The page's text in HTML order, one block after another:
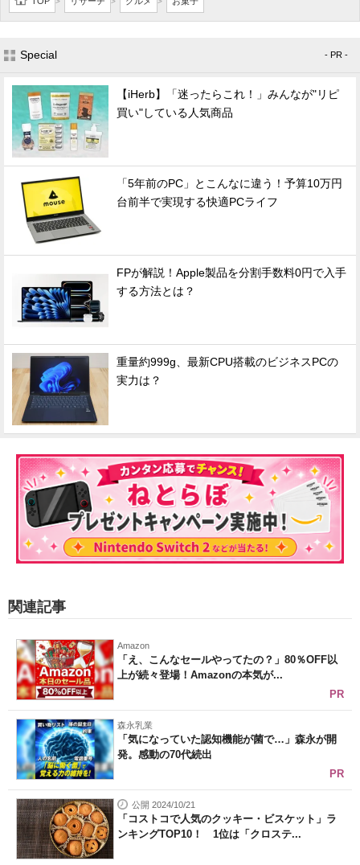
Special - PR -
【iHerb】「迷ったらこれ！」みんなが"リピ
買い"している人気商品
「5年前のPC」とこんなに違う！予算10万円
台前半で実現する快適PCライフ
FPが解説！Apple製品を分割手数料0円で入手
する方法とは？
重量約999g、最新CPU搭載のビジネスPCの
実力は？
関連記事
Amazon
「え、こんなセールやってたの？」80％OFF以
上が続々登場！Amazonの本気が...
PR
森永乳業
「気になっていた認知機能が菌で…」森永が開
発。感動の70代続出
PR
公開 2024/10/21
「コストコで人気のクッキー・ビスケット」ラ
ンキングTOP10！ 1位は「クロステ...